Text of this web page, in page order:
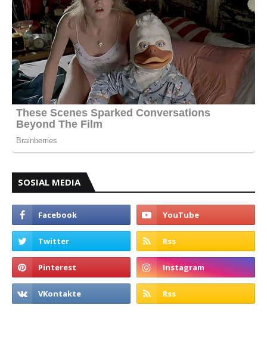
SOSIAL MEDIA